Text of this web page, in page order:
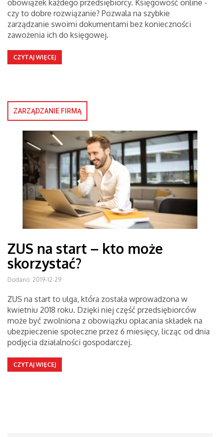
obowiązek każdego przedsiębiorcy. Księgowość online -
czy to dobre rozwiązanie? Pozwala na szybkie
zarządzanie swoimi dokumentami bez konieczności
zawożenia ich do księgowej.
CZYTAJ WIĘCEJ
ZARZĄDZANIE FIRMĄ
ZUS na start – kto może
skorzystać?
Dodano: 2019-12-29
ZUS na start to ulga, która została wprowadzona w
kwietniu 2018 roku. Dzięki niej część przedsiębiorców
może być zwolniona z obowiązku opłacania składek na
ubezpieczenie społeczne przez 6 miesięcy, licząc od dnia
podjęcia działalności gospodarczej.
CZYTAJ WIĘCEJ